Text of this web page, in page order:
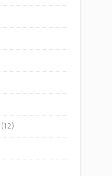
(12)